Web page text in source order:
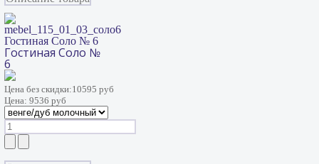
Гостиная Соло № 6
Гостиная Соло №
6
Цена без скидки:10595 руб
Цена: 9536 руб